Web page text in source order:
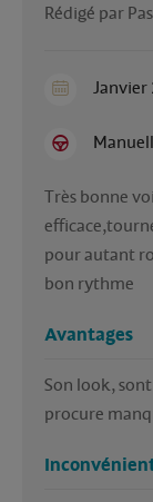
Rédigé par
Janvier
Très bonne
pour autant
Avantages
Son look,
procure